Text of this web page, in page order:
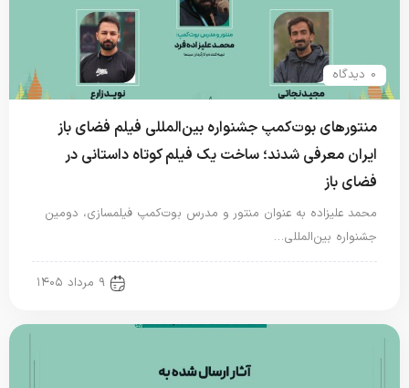
0 دیدگاه
منتورهای بوت‌کمپ جشنواره بین‌المللی فیلم فضای باز
ایران معرفی شدند؛ ساخت یک فیلم کوتاه داستانی در
فضای باز
محمد علیزاده به عنوان منتور و مدرس بوت‌کمپ فیلمسازی، دومین
جشنواره بین‌المللی…
۹ مرداد ۱۴۰۵